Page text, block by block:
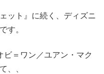
ット』に続く、ディズニ
す。
＝ワン／ユアン・マク
、、